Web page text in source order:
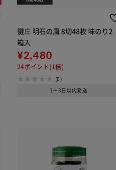
鍵庄 明石の風 8切48枚 味のり2
箱入
¥2,480
24ポイント(1倍)
(0)
1～3日以内発送